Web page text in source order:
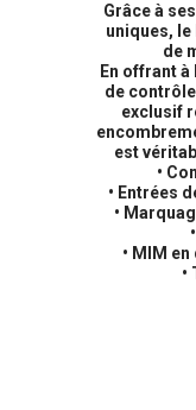
Grâce à
uniques,
de
En offrant
de
exclusif
est
•
• Entrées
•
• MIM
•